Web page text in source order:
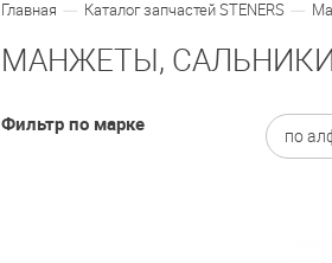
Главная Каталог запчастей STENERS
МАНЖЕТЫ, САЛЬНИКИ
Фильтр по марке
по